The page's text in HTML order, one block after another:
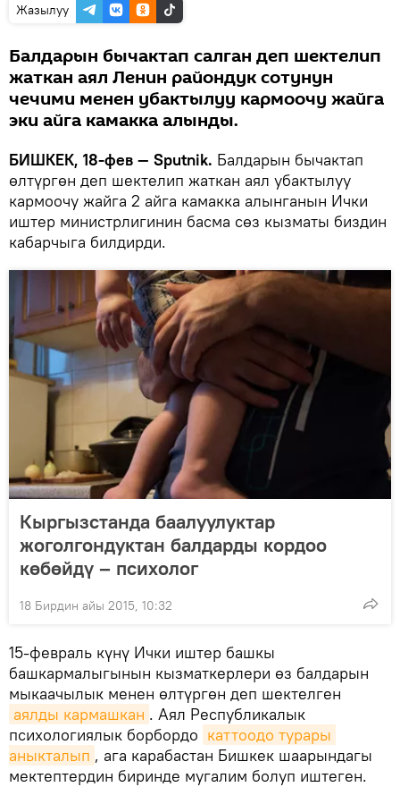
Жазылуу
Балдарын бычактап салган деп шектелип
жаткан аял Ленин райондук сотунун
чечими менен убактылуу кармоочу жайга
эки айга камакка алынды.
БИШКЕК, 18-фев — Sputnik. Балдарын бычактап
өлтүргөн деп шектелип жаткан аял убактылуу
кармоочу жайга 2 айга камакка алынганын Ички
иштер министрлигинин басма сөз кызматы биздин
кабарчыга билдирди.
Кыргызстанда баалуулуктар
жоголгондуктан балдарды кордоо
көбөйдү – психолог
18 Бирдин айы 2015, 10:32
15-февраль күнү Ички иштер башкы
башкармалыгынын кызматкерлери өз балдарын
мыкаачылык менен өлтүргөн деп шектелген
аялды кармашкан . Аял Республикалык
психологиялык борбордо каттоодо турары
аныкталып , ага карабастан Бишкек шаарындагы
мектептердин биринде мугалим болуп иштеген.